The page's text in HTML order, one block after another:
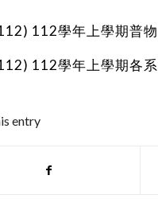
112學年上學期普
112學年上學期各
entry